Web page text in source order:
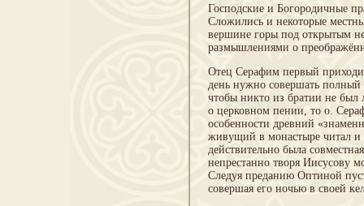
Господские и Богородичные
Сложились и некоторые
вершине горы под открытым
размышлениями о
Отец Серафим первый
день нужно совершать
чтобы никто из братии не был
о церковном пении, то о.
особенности древний
живущий в монастыре читал и
действительно была
непрестанно творя Иисусову
Следуя преданию Оптиной
совершая его ночью в своей